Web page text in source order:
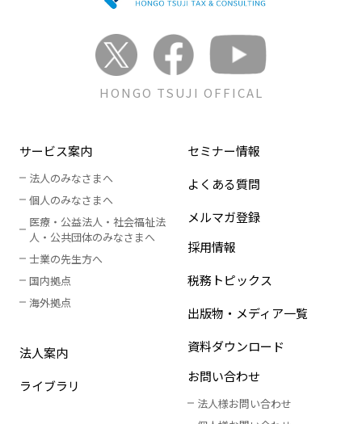
HONGO TSUJI OFFICAL
サービス案内
法人のみなさまへ
個人のみなさまへ
医療・公益法人・社会福祉法
人 ・ 公共団体のみなさまへ
士業の先生方へ
国内拠点
海外拠点
法人案内
ライブラリ
セミナー情報
よくある質問
メルマガ登録
採用情報
税務トピックス
出版物・メディア一覧
資料ダウンロード
お問い合わせ
法人様お問い合わせ